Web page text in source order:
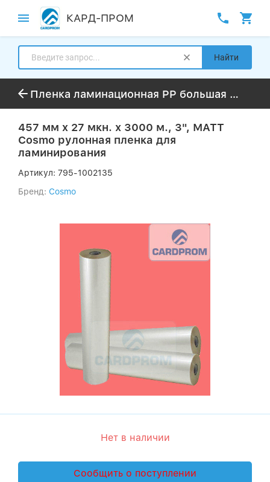
КАРД-ПРОМ
Найти
Пленка ламинационная PP большая намотка до 3000м
457 мм x 27 мкн. х 3000 м., 3", МАТТ
Cosmo рулонная пленка для
ламинирования
Артикул: 795-1002135
Бренд: Cosmo
Нет в наличии
Сообщить о поступлении